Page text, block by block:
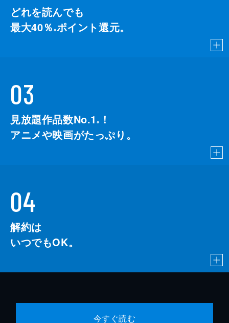
どれを読んでも
最大40％ ※ポイント還元。
03
見放題作品数No.1 ※
！
アニメや映画がたっぷり。
04
解約は
いつでもOK。
今すぐ読む